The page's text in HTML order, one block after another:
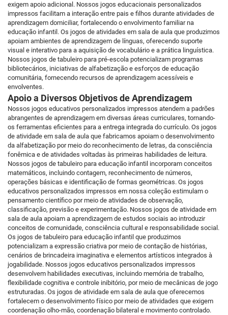
exigem apoio adicional. Nossos jogos educacionais personalizados
impressos facilitam a interação entre pais e filhos durante atividades de
aprendizagem domiciliar, fortalecendo o envolvimento familiar na
educação infantil. Os jogos de atividades em sala de aula que produzimos
apoiam ambientes de aprendizagem de línguas, oferecendo suporte
visual e interativo para a aquisição de vocabulário e a prática linguística.
Nossos jogos de tabuleiro para pré-escola potencializam programas
bibliotecários, iniciativas de alfabetização e esforços de educação
comunitária, fornecendo recursos de aprendizagem acessíveis e
envolventes.
Apoio a Diversos Objetivos de Aprendizagem
Nossos jogos educativos personalizados impressos atendem a padrões
abrangentes de aprendizagem em diversas áreas curriculares, tornando-
os ferramentas eficientes para a entrega integrada do currículo. Os jogos
de atividade em sala de aula que fabricamos apoiam o desenvolvimento
da alfabetização por meio do reconhecimento de letras, da consciência
fonêmica e de atividades voltadas às primeiras habilidades de leitura.
Nossos jogos de tabuleiro para educação infantil incorporam conceitos
matemáticos, incluindo contagem, reconhecimento de números,
operações básicas e identificação de formas geométricas. Os jogos
educativos personalizados impressos em nossa coleção estimulam o
pensamento científico por meio de atividades de observação,
classificação, previsão e experimentação. Nossos jogos de atividade em
sala de aula apoiam a aprendizagem de estudos sociais ao introduzir
conceitos de comunidade, consciência cultural e responsabilidade social.
Os jogos de tabuleiro para educação infantil que produzimos
potencializam a expressão criativa por meio de contação de histórias,
cenários de brincadeira imaginativa e elementos artísticos integrados à
jogabilidade. Nossos jogos educativos personalizados impressos
desenvolvem habilidades executivas, incluindo memória de trabalho,
flexibilidade cognitiva e controle inibitório, por meio de mecânicas de jogo
estruturadas. Os jogos de atividade em sala de aula que oferecemos
fortalecem o desenvolvimento físico por meio de atividades que exigem
coordenação olho-mão, coordenação bilateral e movimento controlado.